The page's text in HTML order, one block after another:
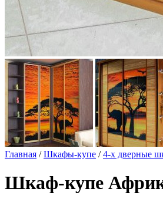
Главная /Шкафы-купе /4-х дверные
Шкаф-купе